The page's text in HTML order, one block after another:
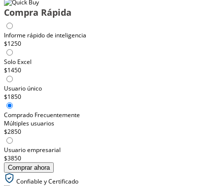
Compra Rápida
Informe rápido de inteligencia
$1250
Solo Excel
$1450
Usuario único
$1850
Comprado Frecuentemente
Múltiples usuarios
$2850
Usuario empresarial
$3850
Comprar ahora
Confiable y Certificado